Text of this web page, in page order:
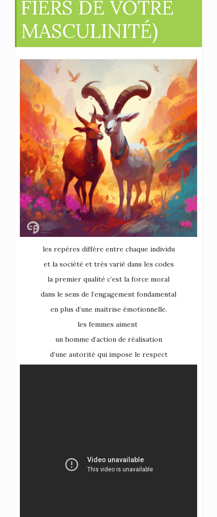
FIERS DE VOTRE
MASCULINITÉ)
les repères diffère entre chaque individu
et la société et très varié dans les codes
la premier qualité c’est la force moral
dans le sens de l’engagement fondamental
en plus d’une maitrise émotionnelle.
les femmes aiment
un homme d’action de réalisation
d’une autorité qui impose le respect